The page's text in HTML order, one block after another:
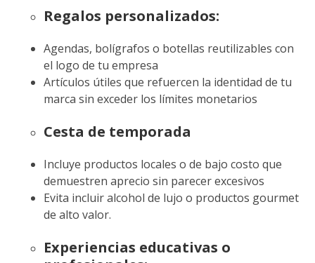
Regalos personalizados:
Agendas, bolígrafos o botellas reutilizables con
el logo de tu empresa
Artículos útiles que refuercen la identidad de tu
marca sin exceder los límites monetarios
Cesta de temporada
Incluye productos locales o de bajo costo que
demuestren aprecio sin parecer excesivos
Evita incluir alcohol de lujo o productos gourmet
de alto valor.
Experiencias educativas o